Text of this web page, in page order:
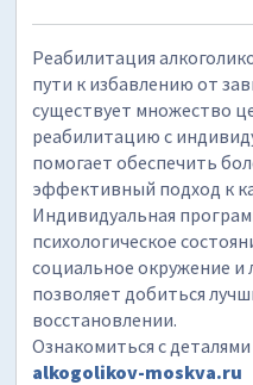
Реабилитация
пути к избавлению от
существует множество
реабилитацию с
помогает обеспечить
эффективный подход к
Индивидуальная
психологическое
социальное окружение и
позволяет добиться
восстановлении.
Ознакомиться с деталями
alkogolikov-moskva.ru